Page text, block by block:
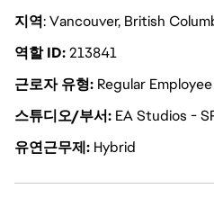
지역: Vancouver, British
역할 ID213841
근로자 유형 Regular Employee
스튜디오/부서 EA Studios -
유연근무제 Hybrid